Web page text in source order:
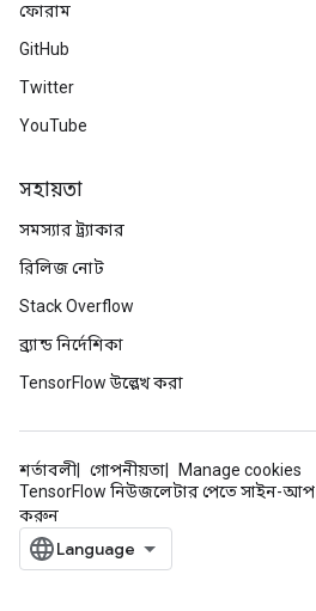
ফোরাম
GitHub
Twitter
YouTube
সহায়তা
সমস্যার ট্র্যাকার
রিলিজ নোট
Stack Overflow
ব্র্যান্ড নির্দেশিকা
TensorFlow উল্লেখ করা
শর্তাবলী গোপনীয়তা
Manage cookies
TensorFlow নিউজলেটার পেতে সাইন-আপ
করুন